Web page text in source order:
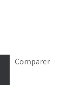
Comparer